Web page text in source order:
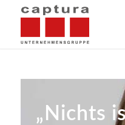
„Nichts